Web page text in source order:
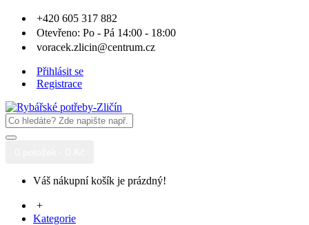
+420 605 317 882
Otevřeno: Po - Pá 14:00 - 18:00
voracek.zlicin@centrum.cz
Přihlásit se
Registrace
Váš nákupní košík je prázdný!
+
Kategorie